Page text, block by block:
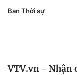
Pháp luật
Thế giới
Công nghệ
Ban Thời sự
VTV.vn - Nhận